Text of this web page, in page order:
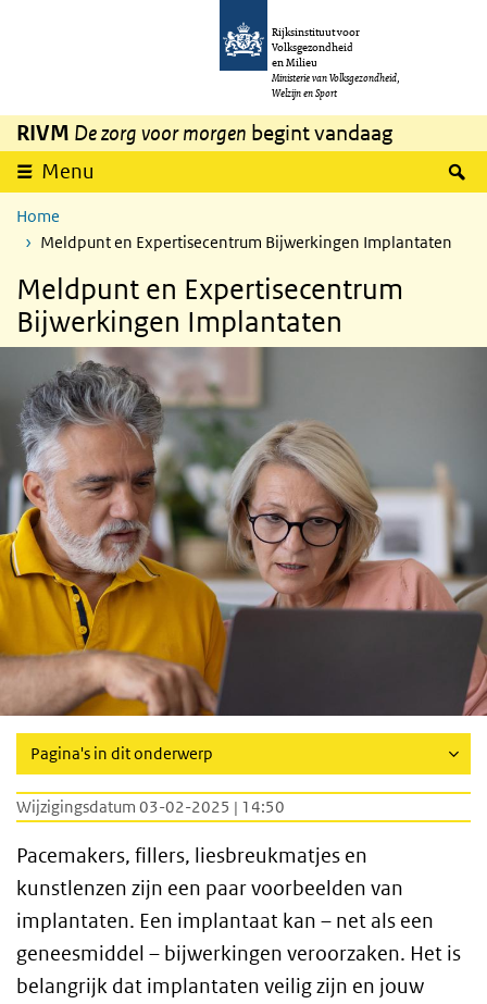
Overslaan en naar de inhoud gaan
Rijksinstituut voor
Volksgezondheid
en Milieu
Ministerie van Volksgezondheid,
Welzijn en Sport
RIVM De zorg voor morgen begint vandaag
Menu
Home
Meldpunt en Expertisecentrum Bijwerkingen Implantaten
Meldpunt en Expertisecentrum
Bijwerkingen Implantaten
Pagina's in dit onderwerp
Wijzigingsdatum 03-02-2025 | 14:50
Pacemakers, fillers, liesbreukmatjes en
kunstlenzen zijn een paar voorbeelden van
implantaten. Een implantaat kan – net als een
geneesmiddel – bijwerkingen veroorzaken. Het is
belangrijk dat implantaten veilig zijn en jouw